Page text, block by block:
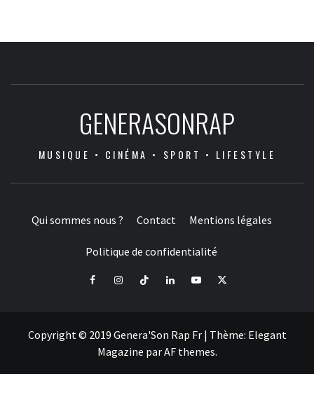
GENERASONRAP
MUSIQUE • CINÉMA • SPORT • LIFESTYLE
Qui sommes nous ? Contact Mentions légales
Politique de confidentialité
FacebookInstagramTiktok LinkedInYoutube
X
Copyright © 2019 Genera'Son Rap Fr | Thème: Elegant
Magazine parAF themes.